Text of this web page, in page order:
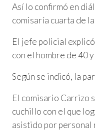
Así lo confirmó en
comisaría cuarta de
El jefe policial
con el hombre de 40
Según se indicó, la
El comisario Carrizo
cuchillo con el que
asistido por personal